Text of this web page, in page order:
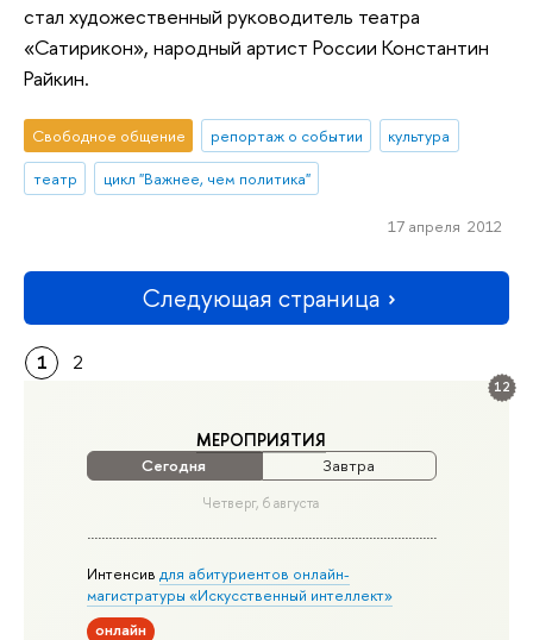
12
МЕРОПРИЯТИЯ
Сегодня Завтра
Четверг, 6 августа
Интенсивдля абитуриентов онлайн-
магистратуры «Искусственный интеллект»
онлайн
стал художественный руководитель театра
«Сатирикон», народный артист России Константин
Райкин.
Свободное общение репортаж о событии
культура
театр
цикл "Важнее, чем политика"
17 апреля 2012
Следующая страница
1 2